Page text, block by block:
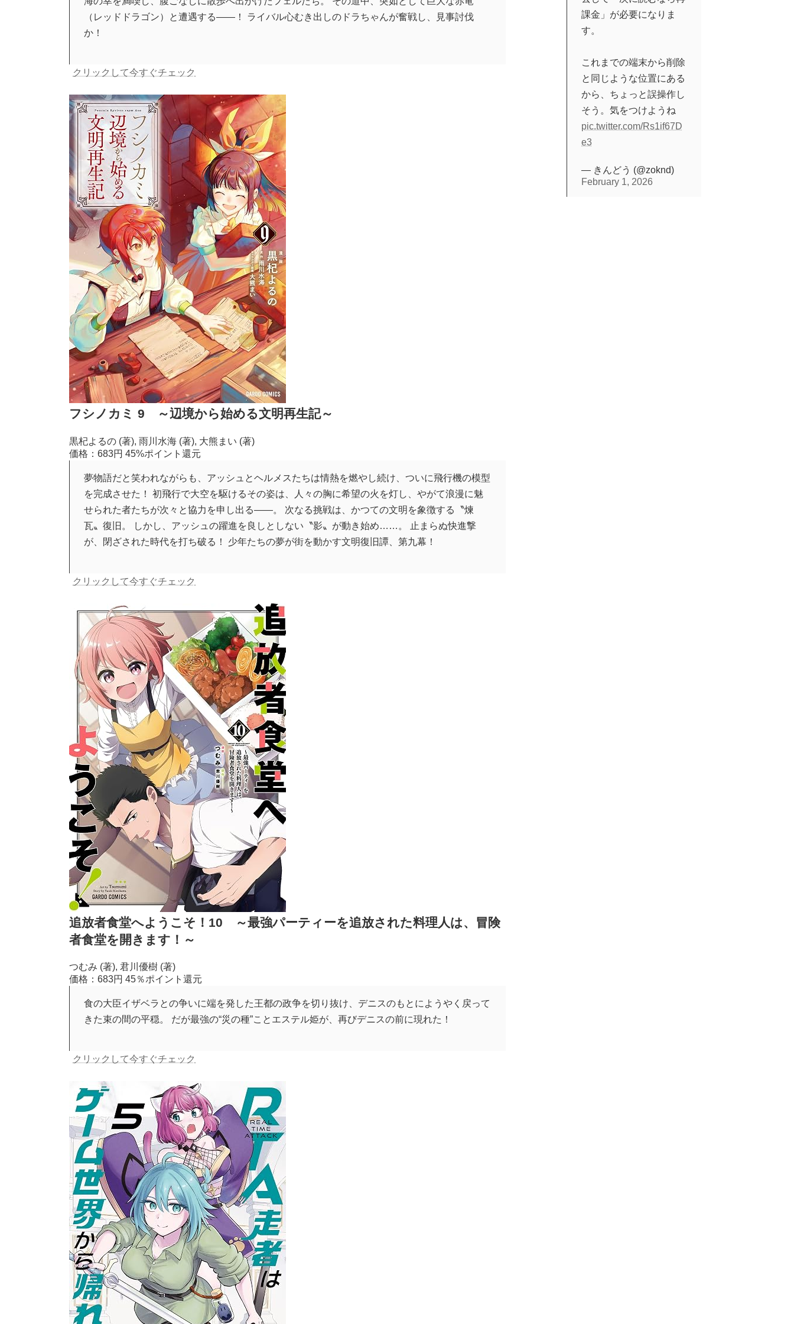
（レッドドラゴン）と遭遇する――！ ライバル心むき出しのドラちゃんが奮戦し、見事討伐
か！
クリックして今すぐチェック
フシノカミ 9 ～辺境から始める文明再生記～
黒杞よるの (著), 雨川水海 (著), 大熊まい (著)
価格：683円 45%ポイント還元
夢物語だと笑われながらも、アッシュとヘルメスたちは情熱を燃やし続け、ついに飛行機の模型
を完成させた！ 初飛行で大空を駆けるその姿は、人々の胸に希望の火を灯し、やがて浪漫に魅
せられた者たちが次々と協力を申し出る――。 次なる挑戦は、かつての文明を象徴する〝煉
瓦〟復旧。 しかし、アッシュの躍進を良しとしない〝影〟が動き始め……。 止まらぬ快進撃
が、閉ざされた時代を打ち破る！ 少年たちの夢が街を動かす文明復旧譚、第九幕！
クリックして今すぐチェック
追放者食堂へようこそ！10 ～最強パーティーを追放された料理人は、冒険
者食堂を開きます！～
つむみ (著), 君川優樹 (著)
価格：683円 45％ポイント還元
食の大臣イザベラとの争いに端を発した王都の政争を切り抜け、デニスのもとにようやく戻って
きた束の間の平穏。 だが最強の“災の種”ことエステル姫が、再びデニスの前に現れた！
クリックして今すぐチェック
課金」が必要になりま
す。
これまでの端末から削除
と同じような位置にある
から、ちょっと誤操作し
そう。気をつけようね
pic.twitter.com/Rs1if67D
e3
— きんどう (@zoknd)
February 1, 2026